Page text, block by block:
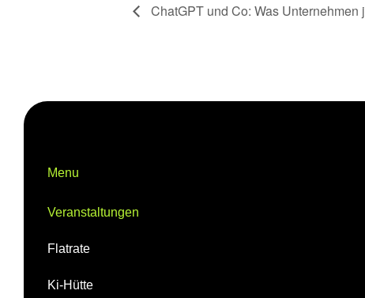
ChatGPT und Co: Was Unternehmen
Menu
Veranstaltungen
Flatrate
Ki-Hütte